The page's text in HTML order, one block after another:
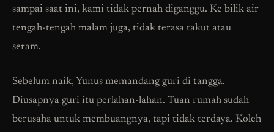
sampai saat ini, kami tidak pernah diganggu. Ke bilik air
tengah-tengah malam juga, tidak terasa takut atau
seram.
Sebelum naik, Yunus memandang guri di tangga.
Diusapnya guri itu perlahan-lahan. Tuan rumah sudah
berusaha untuk membuangnya, tapi tidak terdaya. Koleh